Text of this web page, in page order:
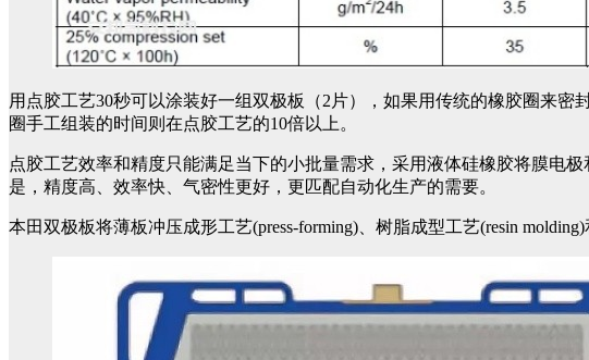
用点胶工艺30秒可以涂装好一组双极板（2片），如果用传统的橡胶圈来
圈手工组装的时间则在点胶工艺的10倍以上。
点胶工艺效率和精度只能满足当下的小批量需求，采用液体硅橡胶将膜电
是，精度高、效率快、气密性更好，更匹配自动化生产的需要。
本田双极板将薄板冲压成形工艺(press-forming)、树脂成型工艺(resin